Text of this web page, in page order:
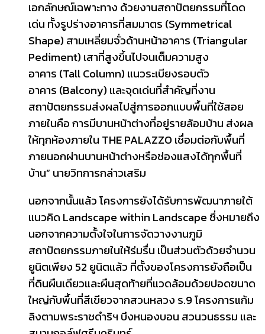
เอกลักษณ์เฉพาะทาง ด้วยงานสถาปัตยกรรมที่โดด
เด่น ทั้งรูปร่างอาคารที่สมมาตร (Symmetrical
Shape) สามเหลี่ยมจั่วด้านหน้าอาคาร (Triangular
Pediment) เสาที่สูงขึ้นไปจนเต็มความสูง
อาคาร (Tall Column) แนวระเบียงรอบตัว
อาคาร (Balcony) และจุดเด่นที่สำคัญที่งาน
สถาปัตยกรรมส่งผลไปสู่การออกแบบพื้นที่ใช้สอย
ภายในคือ การมีบานหน้าต่างที่อยู่รายล้อมบ้าน ส่งผล
ให้ทุกห้องภายใน THE PALAZZO เชื่อมต่อกับพื้นที่
ภายนอกผ่านบานหน้าต่างหรือช่องแสงได้ทุกพื้นที่
บ้าน” นายวิทการกล่าวเสริม
นอกจากนั้นแล้ว โครงการยังได้รับการพัฒนาภายใต้
แนวคิด Landscape within Landscape ซึ่งหมายถึง
นอกจากความตั้งใจในการจัดวางงานภูมิ
สถาปัตยกรรมภายในให้ร่มรื่น เป็นส่วนตัวด้วยจำนวน
ยูนิตเพียง 52 ยูนิตแล้ว ที่ตั้งของโครงการยังถือเป็น
ที่ดินผืนเดียวและผืนสุดท้ายที่แวดล้อมด้วยปอดขนาด
ใหญ่กับพื้นที่สีเขียวจากสวนหลวง ร.9 โครงการแก้ม
ลิงตามพระราชดำริฯ บึงหนองบอน สวนวนธรรม และ